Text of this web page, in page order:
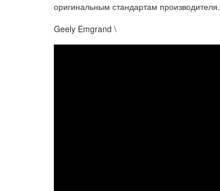
оригинальным стандартам производителя.
Geely Emgrand \